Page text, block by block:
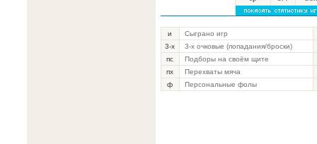
и
Сыграно игр
3-х
3-х очковые (попадания/броски)
пс
Подборы на своём щите
пх
Перехваты мяча
ф
Персональные фолы